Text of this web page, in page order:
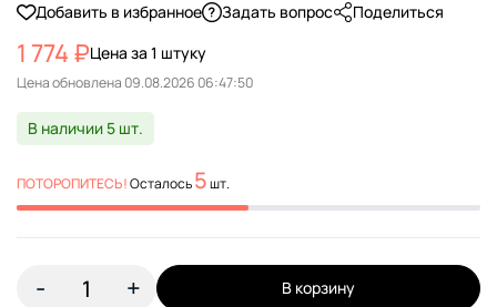
Добавить в избранное Задать вопрос Поделиться
1 774 ₽Цена за 1 штуку
Цена обновлена
В наличии 5 шт.
ПОТОРОПИТЕСЬ!Осталось5шт.
- + В корзину